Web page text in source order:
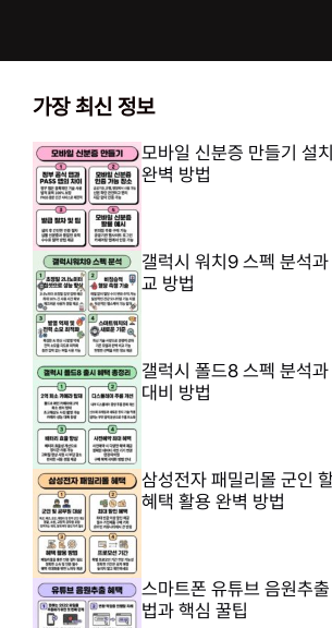
가장 최신 정보
모바일 신분증 만들기 설
완벽 방법
갤럭시 워치9 스펙 분석
교 방법
갤럭시 폴드8 스펙 분석
대비 방법
삼성전자 패밀리몰 군인
혜택 활용 완벽 방법
스마트폰 유튜브 음원추
법과 핵심 꿀팁